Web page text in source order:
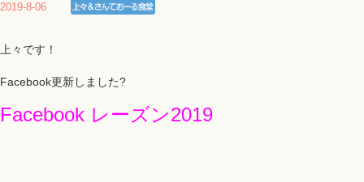
2019-8-06
上々です！
Facebook更新しました?
Facebook レーズン2019